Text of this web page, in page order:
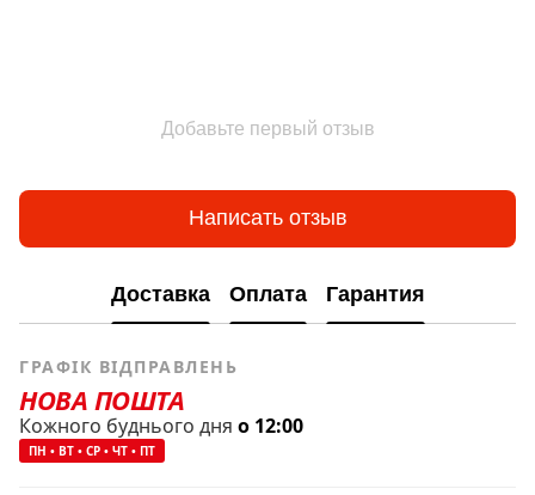
Добавьте первый отзыв
Написать отзыв
Доставка Оплата Гарантия
ГРАФІК ВІДПРАВЛЕНЬ
НОВА ПОШТА
Кожного буднього дня о 12:00
ПН • ВТ • СР • ЧТ • ПТ